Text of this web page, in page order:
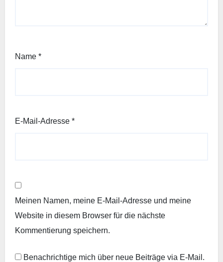
Name *
E-Mail-Adresse *
Meinen Namen, meine E-Mail-Adresse und meine
Website in diesem Browser für die nächste
Kommentierung speichern.
Benachrichtige mich über neue Beiträge via E-Mail.